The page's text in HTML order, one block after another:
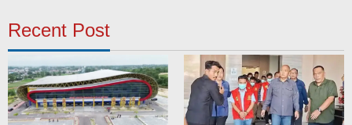
Recent Post